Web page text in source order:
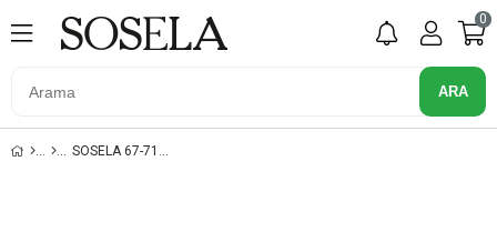
0
SOSELA 67-7178 KUM